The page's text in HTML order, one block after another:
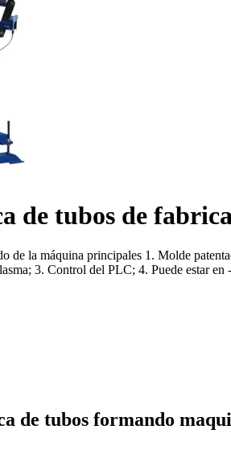
de tubos de
la máquina principales 1. Molde
3. Control del PLC; 4. Puede estar en
de tubos formando